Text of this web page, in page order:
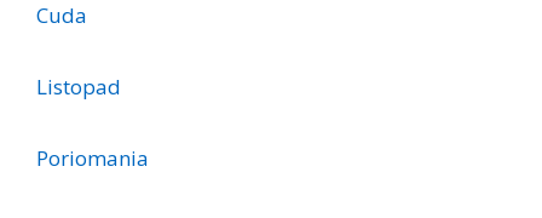
Cuda
Listopad
Poriomania